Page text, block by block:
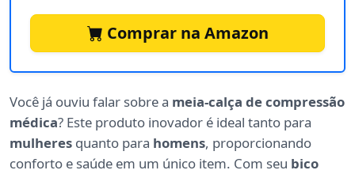
Comprar na Amazon
Você já ouviu falar sobre a meia-calça de compressão
médica? Este produto inovador é ideal tanto para
mulheres quanto para homens, proporcionando
conforto e saúde em um único item. Com seu bico